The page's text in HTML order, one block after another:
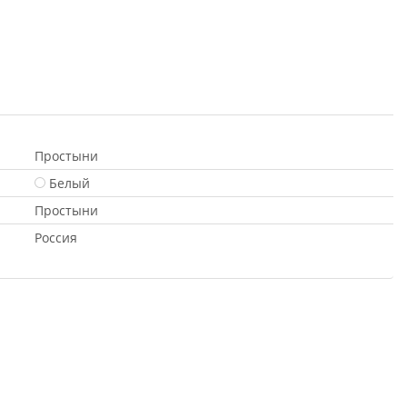
Простыни
Белый
Простыни
Россия